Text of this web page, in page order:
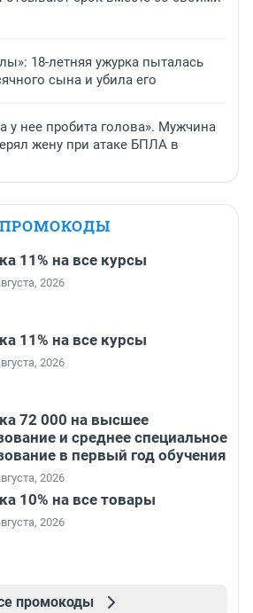
18-летняя ужурка пыталась
сына и убила его
у нее пробита голова». Мужчина
жену при атаке БПЛА в
ПРОМОКОДЫ
11% на все курсы
2026
11% на все курсы
2026
72 000 на высшее
и среднее специальное
в первый год обучения
2026
10% на все товары
2026
промокоды